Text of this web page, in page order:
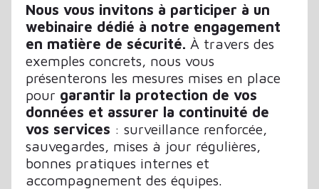
Nous vous invitons à participer à un
webinaire dédié à notre engagement
en matière de sécurité. À travers des
exemples concrets, nous vous
présenterons les mesures mises en place
pour garantir la protection de vos
données et assurer la continuité de
vos services : surveillance renforcée,
sauvegardes, mises à jour régulières,
bonnes pratiques internes et
accompagnement des équipes.